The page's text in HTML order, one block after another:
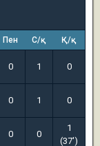
Пен С/қ Қ/қ
0 1 0
0 1 0
0 0
1
(37')